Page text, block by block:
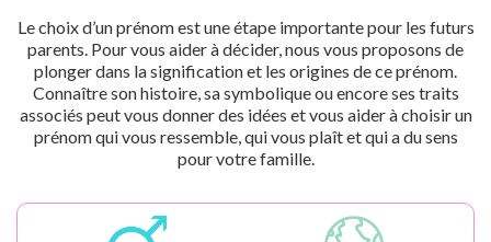
Le choix d’un prénom est une étape importante pour les futurs
parents. Pour vous aider à décider, nous vous proposons de
plonger dans la signification et les origines de ce prénom.
Connaître son histoire, sa symbolique ou encore ses traits
associés peut vous donner des idées et vous aider à choisir un
prénom qui vous ressemble, qui vous plaît et qui a du sens
pour votre famille.